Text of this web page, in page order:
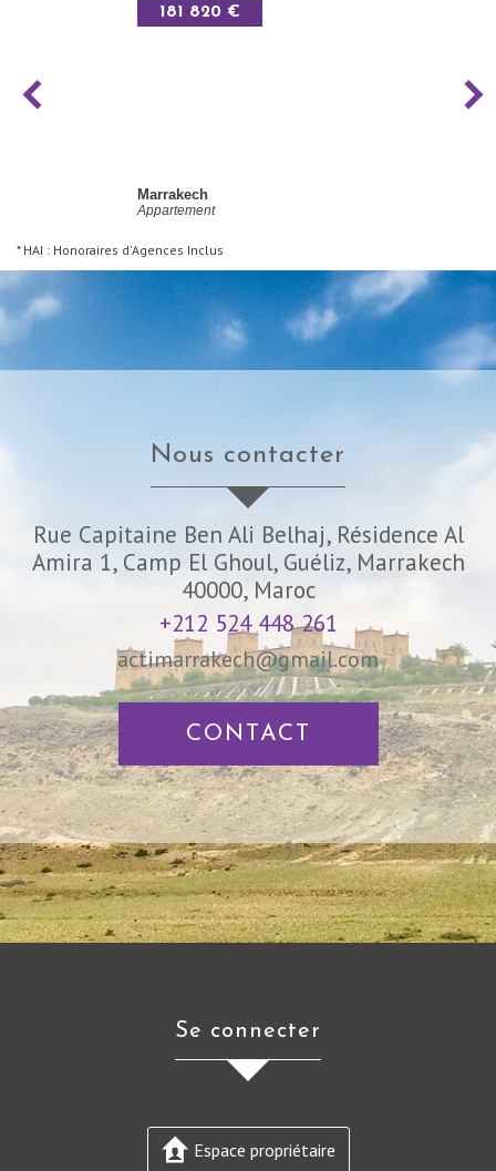
181 820 €
Marrakech
Appartement
* HAI : Honoraires d'Agences Inclus
nous contacter
Rue Capitaine Ben Ali Belhaj, Résidence Al
Amira 1, Camp El Ghoul, Guéliz, Marrakech
40000, Maroc
+212 524 448 261
actimarrakech@gmail.com
CONTACT
se connecter
Espace propriétaire